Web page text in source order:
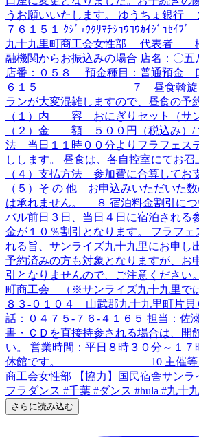
さらに読み込む